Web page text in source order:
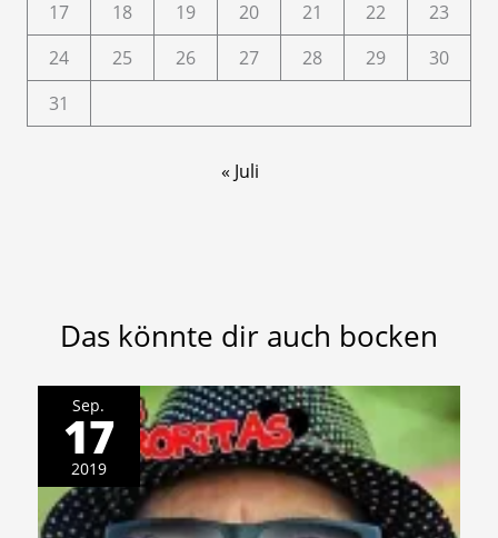
17
18 19 20 21 22
23
24
25 26 27 28 29
30
31
« Juli
Das könnte dir auch bocken
Sep.
17
2019